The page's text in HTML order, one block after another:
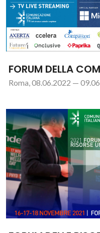
FORUM DELLA
Roma, 08.06.2022 —